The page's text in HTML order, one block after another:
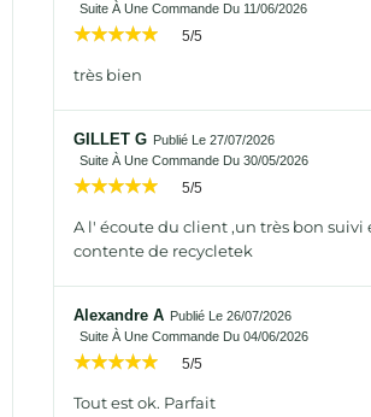
Suite À Une Commande Du 11/06/2026
5/5
très bien
GILLET G Publié Le 27/07/2026
Suite À Une Commande Du 30/05/2026
5/5
A l' écoute du client ,un très bon suivi
contente de recycletek
Alexandre A Publié Le 26/07/2026
Suite À Une Commande Du 04/06/2026
5/5
Tout est ok. Parfait